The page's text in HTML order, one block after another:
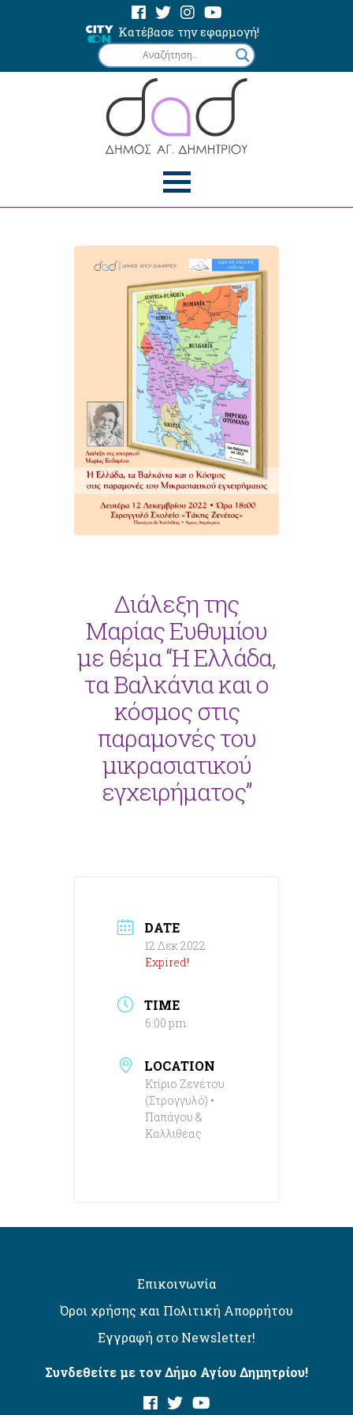
Κατέβασε την εφαρμογή!
Διάλεξη της
Μαρίας Ευθυμίου
με θέμα “Η Ελλάδα,
τα Βαλκάνια και ο
κόσμος στις
παραμονές του
μικρασιατικού
εγχειρήματος”
DATE
12 Δεκ 2022
Expired!
TIME
6:00 pm
LOCATION
Κτίριο Ζενέτου
(Στρογγυλό) •
Παπάγου &
Καλλιθέας
Επικοινωνία
Όροι χρήσης και Πολιτική Απορρήτου
Εγγραφή στο Newsletter!
Συνδεθείτε με τον Δήμο Αγίου Δημητρίου!